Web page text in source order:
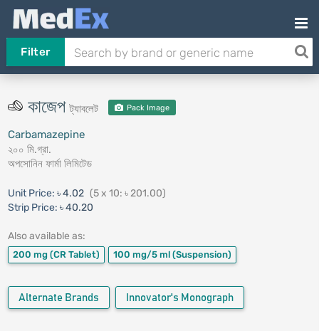
Filter
কাজেপট্যাবলেট Pack Image
Carbamazepine
২০০ মি.গ্রা.
অপসোনিন ফার্মা লিমিটেড
Unit Price: ৳ 4.02 (5 x 10: ৳ 201.00)
Strip Price: ৳ 40.20
Also available as:
200 mg (CR Tablet) 100 mg/5 ml (Suspension)
Alternate Brands Innovator's Monograph